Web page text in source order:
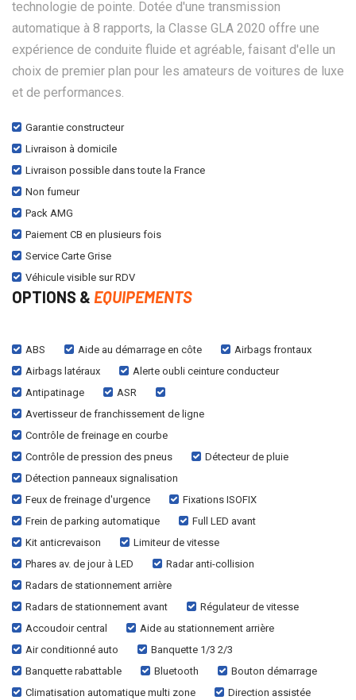
technologie de pointe. Dotée d'une transmission
automatique à 8 rapports, la Classe GLA 2020 offre une
expérience de conduite fluide et agréable, faisant d'elle un
choix de premier plan pour les amateurs de voitures de luxe
et de performances.
Garantie constructeur
Livraison à domicile
Livraison possible dans toute la France
Non fumeur
Pack AMG
Paiement CB en plusieurs fois
Service Carte Grise
Véhicule visible sur RDV
OPTIONS & EQUIPEMENTS
ABS Aide au démarrage en côte
Airbags frontaux
Airbags latéraux
Alerte oubli ceinture conducteur
Antipatinage
ASR
Avertisseur de franchissement de ligne
Contrôle de freinage en courbe
Contrôle de pression des pneus
Détecteur de pluie
Détection panneaux signalisation
Feux de freinage d'urgence
Fixations ISOFIX
Frein de parking automatique
Full LED avant
Kit anticrevaison
Limiteur de vitesse
Phares av. de jour à LED
Radar anti-collision
Radars de stationnement arrière
Radars de stationnement avant
Régulateur de vitesse
Accoudoir central
Aide au stationnement arrière
Air conditionné auto
Banquette 1/3 2/3
Banquette rabattable
Bluetooth
Bouton démarrage
Climatisation automatique multi zone
Direction assistée